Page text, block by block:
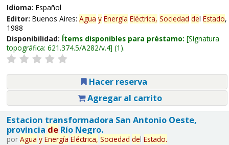
Idioma: Español
Editor: Buenos Aires: Agua y Energía Eléctrica, Sociedad del Estado,
1988
Disponibilidad: Ítems disponibles para préstamo: Signatura
topográfica: 621.374.5/A282/v.4 (1).
Hacer reserva
Agregar al carrito
Estacion transformadora San Antonio Oeste,
provincia deRío Negro.
por Agua y Energía Eléctrica, Sociedad del Estado.